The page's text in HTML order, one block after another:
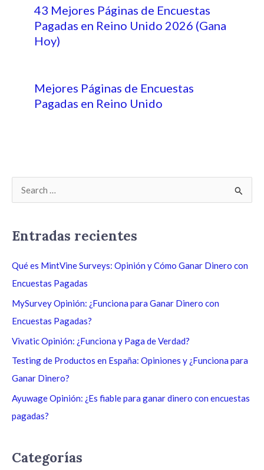
43 Mejores Páginas de Encuestas
Pagadas en Reino Unido 2026 (Gana
Hoy)
Mejores Páginas de Encuestas
Pagadas en Reino Unido
a
r
p
o
Entradas recientes
Qué es MintVine Surveys: Opinión y Cómo Ganar Dinero con
Encuestas Pagadas
MySurvey Opinión: ¿Funciona para Ganar Dinero con
Encuestas Pagadas?
Vivatic Opinión: ¿Funciona y Paga de Verdad?
Testing de Productos en España: Opiniones y ¿Funciona para
Ganar Dinero?
Ayuwage Opinión: ¿Es fiable para ganar dinero con encuestas
pagadas?
Categorías